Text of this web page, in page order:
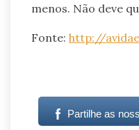
menos. Não deve
Fonte: http://
Partilhe as